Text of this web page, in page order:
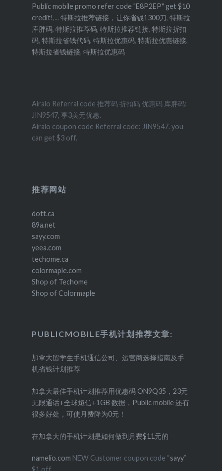
Public mobile promo refer code "E8P2EP" get $10
credit!,... 特斯拉推荐链接，让你省钱1300刀, 特斯拉
库胖码, 特斯拉推荐码, 特斯拉推荐链接, 特斯拉折扣
码, 特斯拉省钱代码, 特斯拉优惠码, 特斯拉优惠链接,
特斯拉省钱链接, 特斯拉优惠码
Airalo Referral code 推荐码 折扣码 优惠码 库胖码:
JIN9547, 享3美元优惠.
Airalo coupon code Referral code: JIN9547. you
can get $3 off.
推荐网站
dott.ca
89a.net
sayy.com
yeea.com
techome.ca
colormaple.com
Shop of Techome
Shop of Colormaple
PUBLICMOBILE手机计划推荐文章:
加拿大留学生手机通信公司、运营商选择指南及手
机省钱计划推荐
加拿大最佳手机计划推荐用优惠码 ON9Q35，23元
无限通话+全球短信+1GB 数据，Public mobile 还有
很多好处，可使月费降为0元！
在加拿大的手机计划是如何做到月费$11元的
namelio.com NEW Customer coupon code “sayy”